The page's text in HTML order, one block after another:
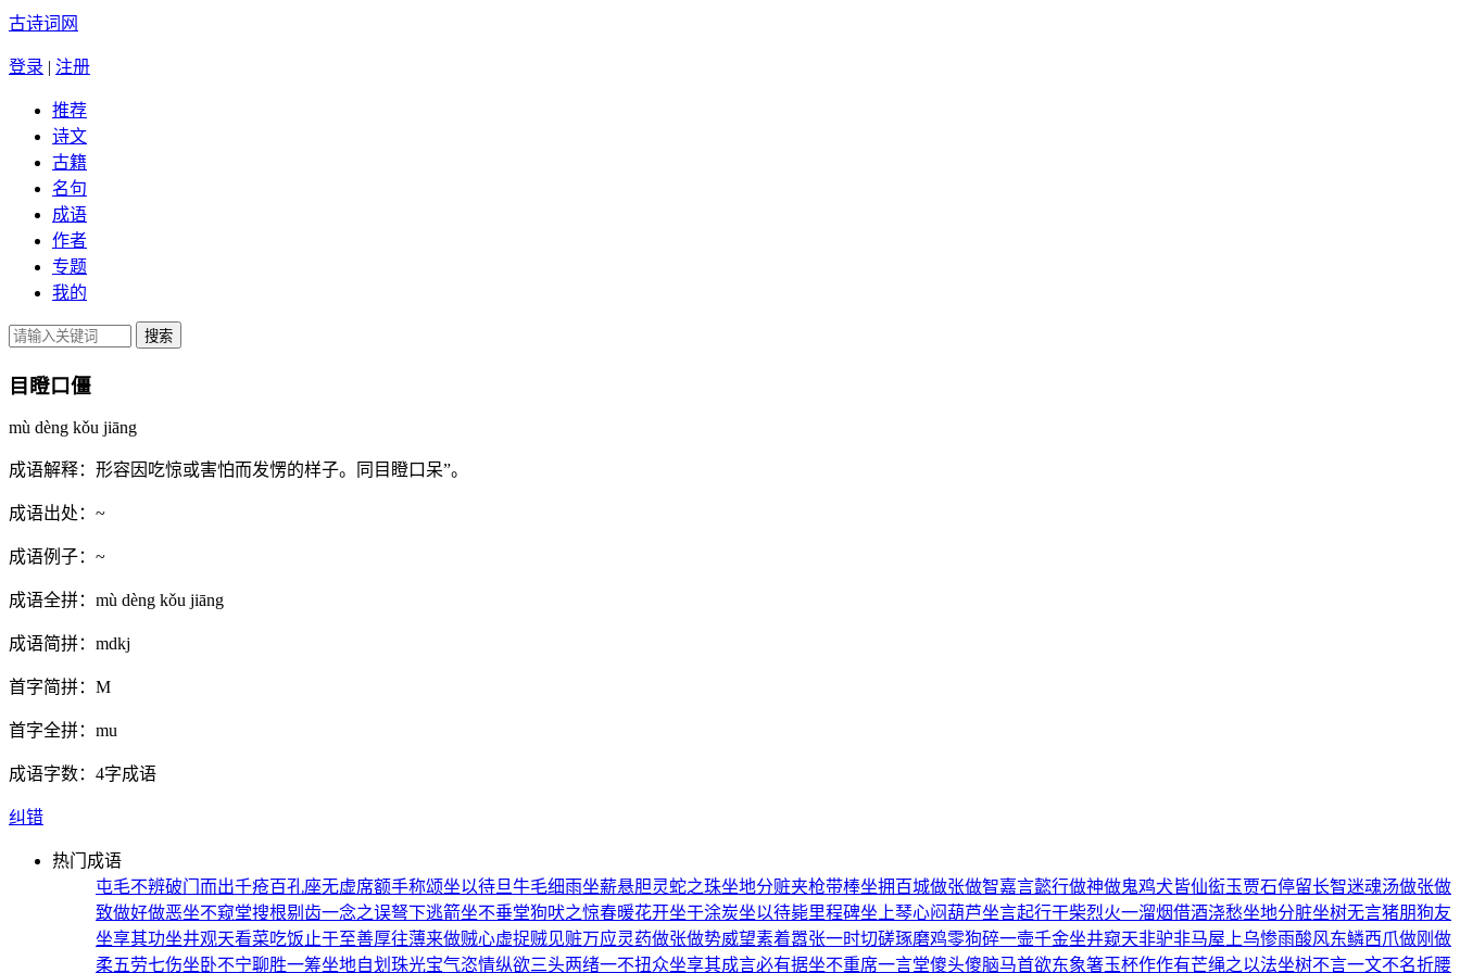
古诗词网
登录 | 注册
推荐
诗文
古籍
名句
成语
作者
专题
我的
目瞪口僵
mù dèng kǒu jiāng
成语解释： 形容因吃惊或害怕而发愣的样子。同目瞪口呆”。
成语出处： ~
成语例子： ~
成语全拼： mù dèng kǒu jiāng
成语简拼： mdkj
首字简拼： M
首字全拼： mu
成语字数： 4字成语
纠错
热门成语
屯毛不辨破门而出千疮百孔座无虚席额手称颂坐以待旦牛毛细雨坐薪悬胆灵蛇之珠坐地分赃夹枪带棒坐拥百城做张做智嘉言懿行做神做鬼鸡犬皆仙衒玉贾石停留长智迷魂汤做张做
致做好做恶坐不窥堂搜根剔齿一念之误弩下逃箭坐不垂堂狗吠之惊春暖花开坐于涂炭坐以待毙里程碑坐上琴心闷葫芦坐言起行干柴烈火一溜烟借酒浇愁坐地分脏坐树无言猪朋狗友
坐享其功坐井观天看菜吃饭止于至善厚往薄来做贼心虚捉贼见赃万应灵药做张做势威望素着嚣张一时切磋琢磨鸡零狗碎一壸千金坐井窥天非驴非马屋上乌惨雨酸风东鳞西爪做刚做
柔五劳七伤坐卧不宁聊胜一筹坐地自划 珠光宝气恣情纵欲三头两绪一不扭众坐享其成言必有据坐不重席一言堂傻头傻脑马首欲东象箸玉杯作作有芒绳之以法坐树不言一文不名折腰